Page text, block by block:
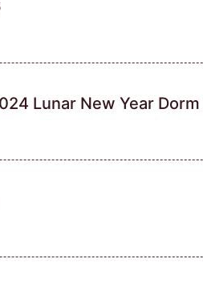
Lunar New Year